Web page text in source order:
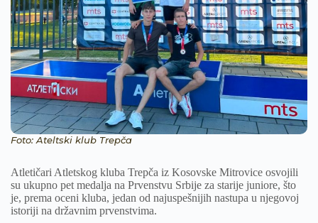
Foto: Ateltski klub Trepča
Atletičari Atletskog kluba Trepča iz Kosovske Mitrovice osvojili
su ukupno pet medalja na Prvenstvu Srbije za starije juniore, što
je, prema oceni kluba, jedan od najuspešnijih nastupa u njegovoj
istoriji na državnim prvenstvima.